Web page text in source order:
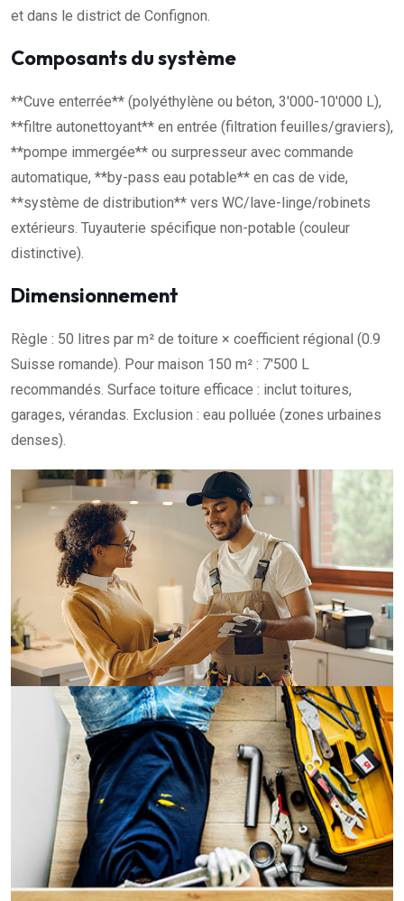
et dans le district de Confignon.
Composants du système
**Cuve enterrée** (polyéthylène ou béton, 3'000-10'000 L),
**filtre autonettoyant** en entrée (filtration feuilles/graviers),
**pompe immergée** ou surpresseur avec commande
automatique, **by-pass eau potable** en cas de vide,
**système de distribution** vers WC/lave-linge/robinets
extérieurs. Tuyauterie spécifique non-potable (couleur
distinctive).
Dimensionnement
Règle : 50 litres par m² de toiture × coefficient régional (0.9
Suisse romande). Pour maison 150 m² : 7'500 L
recommandés. Surface toiture efficace : inclut toitures,
garages, vérandas. Exclusion : eau polluée (zones urbaines
denses).